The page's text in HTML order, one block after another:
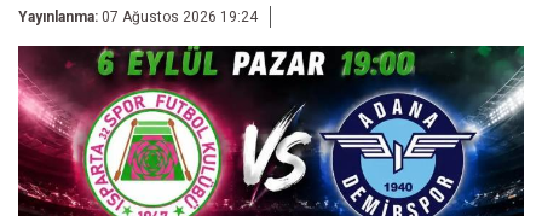
Yayınlanma: 07 Ağustos 2026 19:24